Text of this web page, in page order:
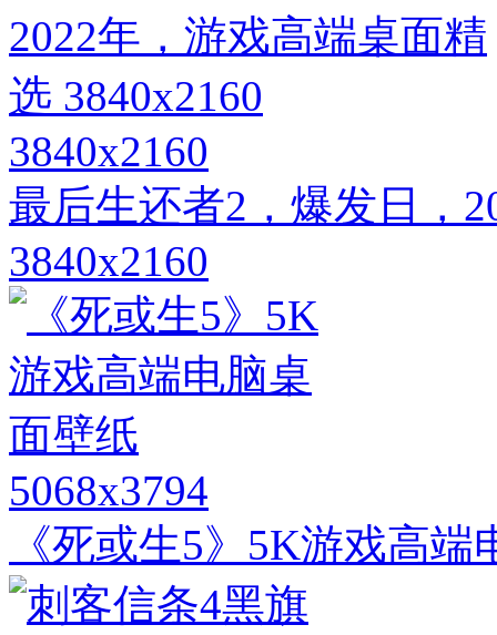
3840x2160
最后生还者2，爆发日，
3840x2160
5068x3794
《死或生5》5K游戏高